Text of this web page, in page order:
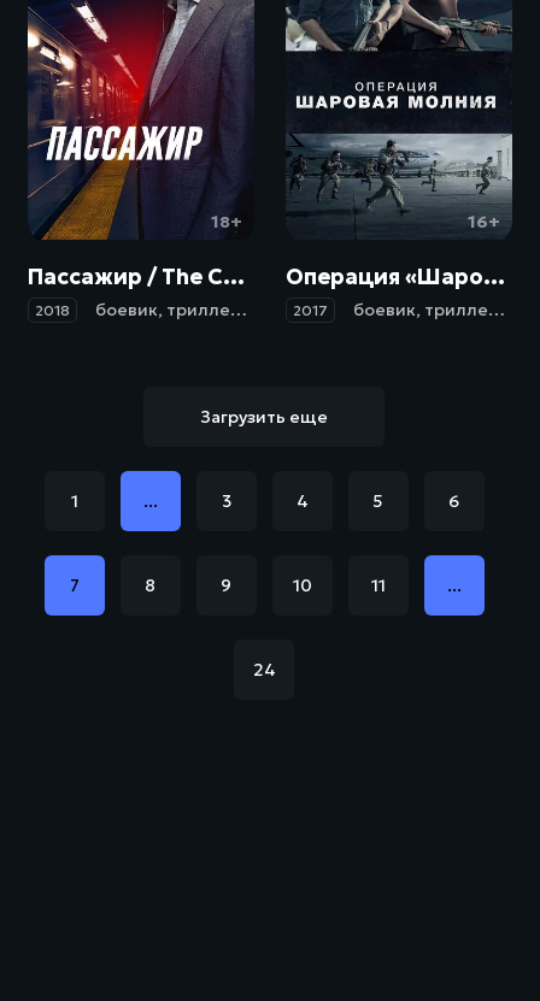
18+
Пассажир / The Commuter (2018)
2018 боевик, триллер , детектив
16+
Операция «Шаровая молния» / Entebbe (2017)
2017 боевик, триллер ,
Загрузить еще
1 ... 3 4 5 6
7 8 9 10 11 ...
24